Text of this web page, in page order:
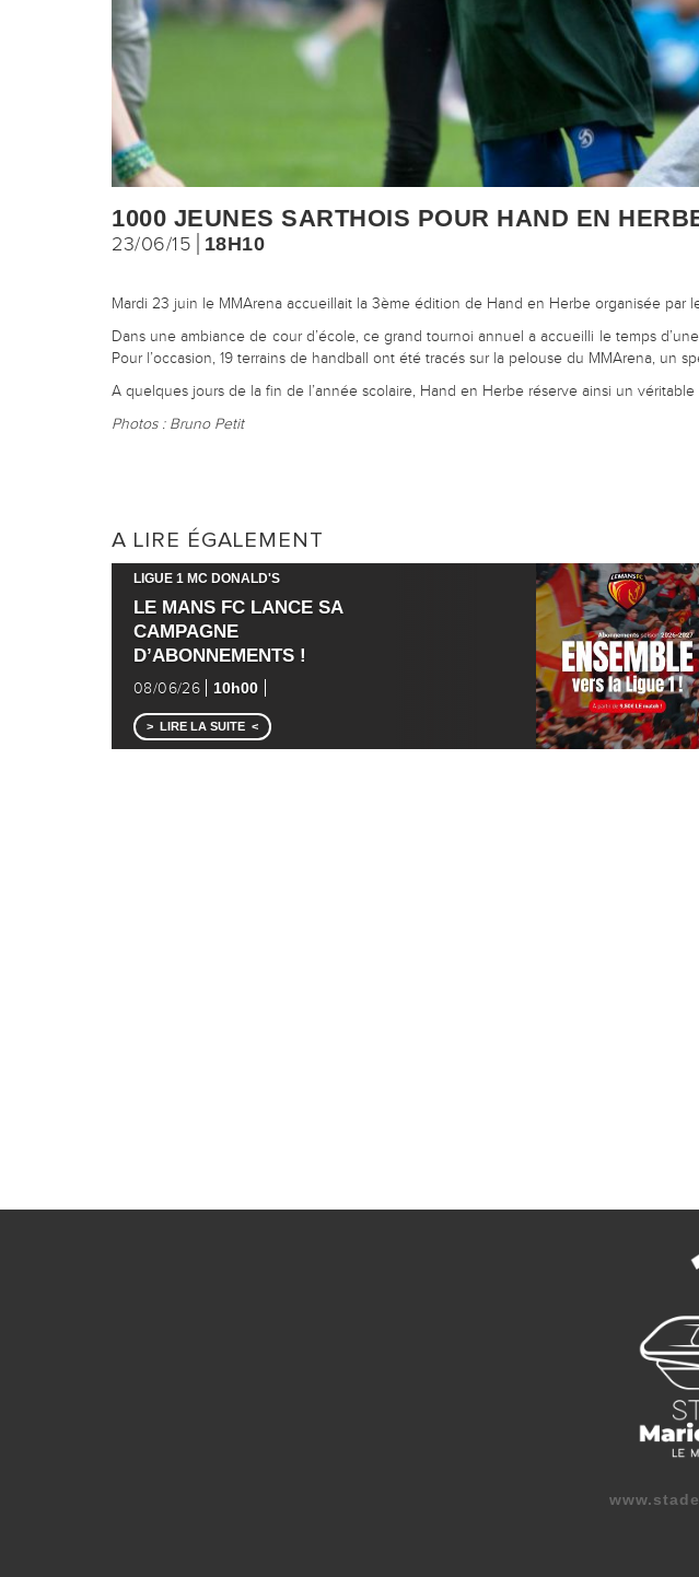
1000 JEUNES SARTHOIS POUR HAND EN
23/06/15 18H10
Mardi 23 juin le MMArena accueillait la 3ème édition de Hand en Herbe organisée par
Dans une ambiance de cour d’école, ce grand tournoi annuel a accueilli le temps
Pour l’occasion, 19 terrains de handball ont été tracés sur la pelouse du MMArena, un
A quelques jours de la fin de l’année scolaire, Hand en Herbe réserve ainsi un
Photos : Bruno Petit
A LIRE ÉGALEMENT
LIGUE 1 MC DONALD'S
LE MANS FC LANCE SA
CAMPAGNE
D’ABONNEMENTS !
08/06/26 10h00
LIRE LA SUITE